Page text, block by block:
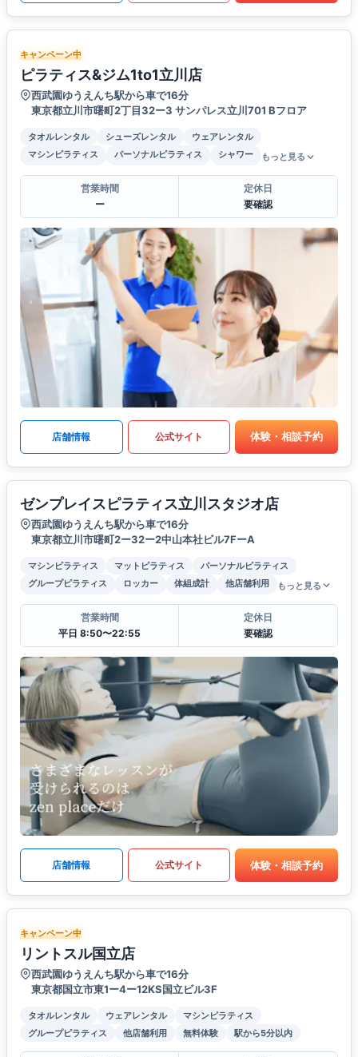
キャンペーン中
ピラティス&ジム1to1立川店
西武園ゆうえんち駅から車で16分
東京都立川市曙町2丁目32ー3 サンパレス立川701 Bフロア
タオルレンタル シューズレンタル
ウェアレンタル
マシンピラティス
パーソナルピラティス シャワー もっと見る
営業時間
ー
定休日
要確認
店舗情報 公式サイト 体験・相談予約
ゼンプレイスピラティス立川スタジオ店
西武園ゆうえんち駅から車で16分
東京都立川市曙町2ー32ー2中山本社ビル7FーA
マシンピラティス マットピラティス
パーソナルピラティス
グループピラティス
ロッカー 体組成計 他店舗利用 もっと見る
営業時間
平日 8:50〜22:55
定休日
要確認
店舗情報 公式サイト 体験・相談予約
キャンペーン中
リントスル国立店
西武園ゆうえんち駅から車で16分
東京都国立市東1ー4ー12KS国立ビル3F
タオルレンタル ウェアレンタル
マシンピラティス
グループピラティス
他店舗利用 無料体験 駅から5分以内